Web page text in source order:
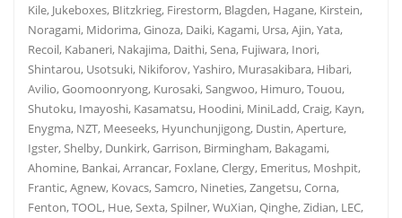
Kile, Jukeboxes, BIitzkrieg, Firestorm, Blagden, Hagane, Kirstein,
Noragami, Midorima, Ginoza, Daiki, Kagami, Ursa, Ajin, Yata,
Recoil, Kabaneri, Nakajima, Daithi, Sena, Fujiwara, Inori,
Shintarou, Usotsuki, Nikiforov, Yashiro, Murasakibara, Hibari,
Avilio, Goomoonryong, Kurosaki, Sangwoo, Himuro, Touou,
Shutoku, Imayoshi, Kasamatsu, Hoodini, MiniLadd, Craig, Kayn,
Enygma, NZT, Meeseeks, Hyunchunjigong, Dustin, Aperture,
Igster, Shelby, Dunkirk, Garrison, Birmingham, Bakagami,
Ahomine, Bankai, Arrancar, Foxlane, Clergy, Emeritus, Moshpit,
Frantic, Agnew, Kovacs, Samcro, Nineties, Zangetsu, Corna,
Fenton, TOOL, Hue, Sexta, Spilner, WuXian, Qinghe, Zidian, LEC,